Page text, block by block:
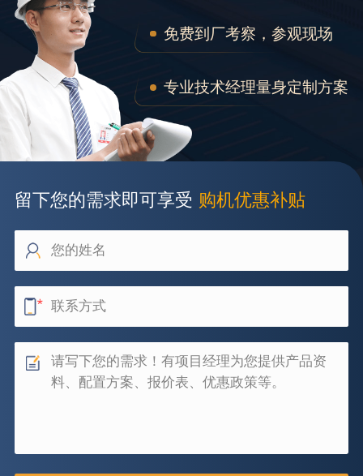
免费到厂考察，参观现场
专业技术经理量身定制方案
留下您的需求即可享受 购机优惠补贴